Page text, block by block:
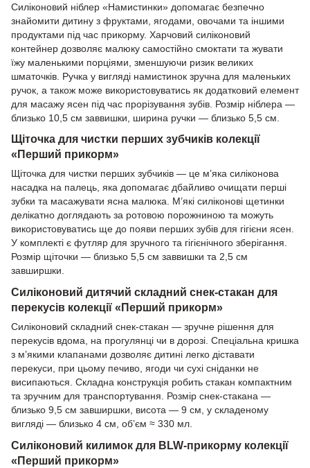
Силіконовий ніблер «Намистинки» допомагає безпечно
знайомити дитину з фруктами, ягодами, овочами та іншими
продуктами під час прикорму. Харчовий силіконовий
контейнер дозволяє малюку самостійно смоктати та жувати
їжу маленькими порціями, зменшуючи ризик великих
шматочків. Ручка у вигляді намистинок зручна для маленьких
ручок, а також може використовуватись як додатковий елемент
для масажу ясен під час прорізування зубів. Розмір ніблера —
близько 10,5 см заввишки, ширина ручки — близько 5,5 см.
Щіточка для чистки перших зубчиків колекції
«Перший прикорм»
Щіточка для чистки перших зубчиків — це м’яка силіконова
насадка на палець, яка допомагає дбайливо очищати перші
зубки та масажувати ясна малюка. М’які силіконові щетинки
делікатно доглядають за ротовою порожниною та можуть
використовуватись ще до появи перших зубів для гігієни ясен.
У комплекті є футляр для зручного та гігієнічного зберігання.
Розмір щіточки — близько 5,5 см заввишки та 2,5 см
завширшки.
Силіконовий дитячий складний снек-стакан для
перекусів колекції «Перший прикорм»
Силіконовий складний снек-стакан — зручне рішення для
перекусів вдома, на прогулянці чи в дорозі. Спеціальна кришка
з м’якими клапанами дозволяє дитині легко діставати
перекуси, при цьому печиво, ягоди чи сухі сніданки не
висипаються. Складна конструкція робить стакан компактним
та зручним для транспортування. Розмір снек-стакана —
близько 9,5 см завширшки, висота — 9 см, у складеному
вигляді — близько 4 см, об’єм ≈ 330 мл.
Силіконовий килимок для BLW-прикорму колекції
«Перший прикорм»